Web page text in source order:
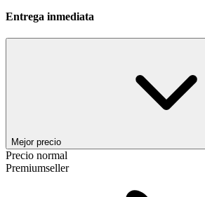
Entrega inmediata
Mejor precio
Precio normal
Premiumseller